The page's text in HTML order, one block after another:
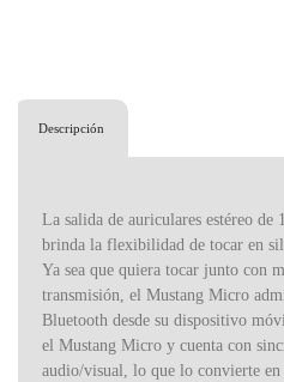
Descripción
La salida de auriculares estéreo
brinda la flexibilidad de tocar en
Ya sea que quiera tocar junto con
transmisión, el Mustang Micro
Bluetooth desde su dispositivo
el Mustang Micro y cuenta con
audio/visual, lo que lo convierte en